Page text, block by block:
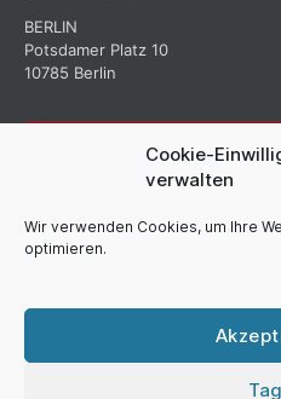
Cookie-
verwalten
Wir verwenden Cookies, um Ihre
optimieren.
BERLIN
Potsdamer Platz 10
10785 Berlin
ABONNIEREN
Melden Sie sich an, um